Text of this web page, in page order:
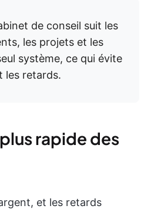
de conseil suit les
les projets et les
système, ce qui évite
les retards.
rapide des
et les retards